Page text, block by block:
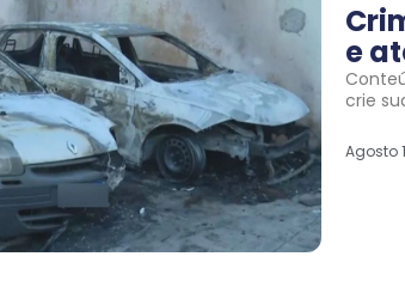
e
crie
Agosto